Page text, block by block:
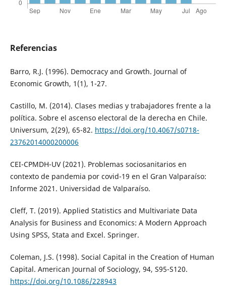
Referencias
Barro, R.J. (1996). Democracy and Growth. Journal of
Economic Growth, 1(1), 1-27.
Castillo, M. (2014). Clases medias y trabajadores frente a la
política. Sobre el ascenso electoral de la derecha en Chile.
Universum, 2(29), 65-82. https://doi.org/10.4067/s0718-
23762014000200006
CEI-CPMDH-UV (2021). Problemas sociosanitarios en
contexto de pandemia por covid-19 en el Gran Valparaíso:
Informe 2021. Universidad de Valparaíso.
Cleff, T. (2019). Applied Statistics and Multivariate Data
Analysis for Business and Economics: A Modern Approach
Using SPSS, Stata and Excel. Springer.
Coleman, J.S. (1998). Social Capital in the Creation of Human
Capital. American Journal of Sociology, 94, S95-S120.
https://doi.org/10.1086/228943